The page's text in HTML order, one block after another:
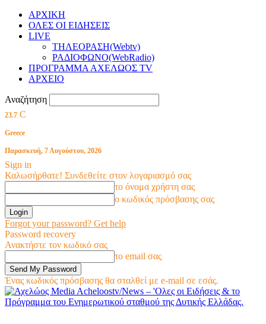
ΑΡΧΙΚΗ
ΟΛΕΣ ΟΙ ΕΙΔΗΣΕΙΣ
LIVE
ΤΗΛΕΟΡΑΣΗ(Webtv)
ΡΑΔΙΟΦΩΝΟ(WebRadio)
ΠΡΟΓΡΑΜΜΑ ΑΧΕΛΩΟΣ TV
ΑΡΧΕΙΟ
Αναζήτηση
23.7 C
Greece
Παρασκευή, 7 Αυγούστου, 2026
Sign in
Καλωσήρθατε! Συνδεθείτε στον λογαριασμό σας
το όνομα χρήστη σας
ο κωδικός πρόσβασης σας
Forgot your password? Get help
Password recovery
Ανακτήστε τον κωδικό σας
το email σας
Ένας κωδικός πρόσβασης θα σταλθεί με e-mail σε εσάς.
Acheloostv/News – 'Ολες οι Ειδήσεις & το
Πρόγραμμα του Ενημερωτικού σταθμού της Δυτικής Ελλάδας.